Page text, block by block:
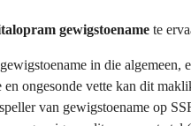
gewigstoename te
in die
ongesonde vette kan dit
van gewigstoename op